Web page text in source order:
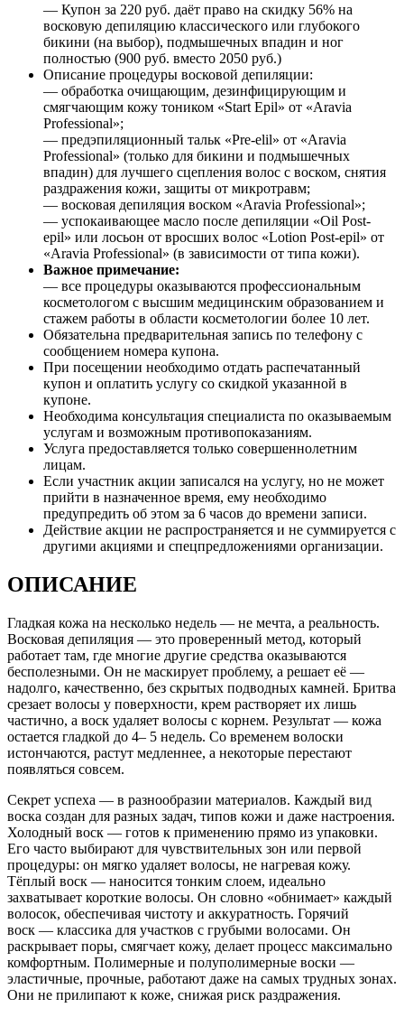
— Купон за 220 руб. даёт право на скидку 56% на
восковую депиляцию классического или глубокого
бикини (на выбор), подмышечных впадин и ног
полностью (900 руб. вместо 2050 руб.)
Описание процедуры восковой депиляции:
— обработка очищающим, дезинфицирующим и
смягчающим кожу тоником «Start Epil» от «Aravia
Professional»;
— предэпиляционный тальк «Pre-elil» от «Aravia
Professional» (только для бикини и подмышечных
впадин) для лучшего сцепления волос с воском, снятия
раздражения кожи, защиты от микротравм;
— восковая депиляция воском «Aravia Professional»;
— успокаивающее масло после депиляции «Oil Post-
epil» или лосьон от вросших волос «Lotion Post-epil» от
«Aravia Professional» (в зависимости от типа кожи).
Важное примечание:
— все процедуры оказываются профессиональным
косметологом с высшим медицинским образованием и
стажем работы в области косметологии более 10 лет.
Обязательна предварительная запись по телефону с
сообщением номера купона.
При посещении необходимо отдать распечатанный
купон и оплатить услугу со скидкой указанной в
купоне.
Необходима консультация специалиста по оказываемым
услугам и возможным противопоказаниям.
Услуга предоставляется только совершеннолетним
лицам.
Если участник акции записался на услугу, но не может
прийти в назначенное время, ему необходимо
предупредить об этом за 6 часов до времени записи.
Действие акции не распространяется и не суммируется с
другими акциями и спецпредложениями организации.
ОПИСАНИЕ
Гладкая кожа на несколько недель — не мечта, а реальность.
Восковая депиляция — это проверенный метод, который
работает там, где многие другие средства оказываются
бесполезными. Он не маскирует проблему, а решает её —
надолго, качественно, без скрытых подводных камней. Бритва
срезает волосы у поверхности, крем растворяет их лишь
частично, а воск удаляет волосы с корнем. Результат — кожа
остается гладкой до 4– 5 недель. Со временем волоски
истончаются, растут медленнее, а некоторые перестают
появляться совсем.
Секрет успеха — в разнообразии материалов. Каждый вид
воска создан для разных задач, типов кожи и даже настроения.
Холодный воск — готов к применению прямо из упаковки.
Его часто выбирают для чувствительных зон или первой
процедуры: он мягко удаляет волосы, не нагревая кожу.
Тёплый воск — наносится тонким слоем, идеально
захватывает короткие волосы. Он словно «обнимает» каждый
волосок, обеспечивая чистоту и аккуратность. Горячий
воск — классика для участков с грубыми волосами. Он
раскрывает поры, смягчает кожу, делает процесс максимально
комфортным. Полимерные и полуполимерные воски —
эластичные, прочные, работают даже на самых трудных зонах.
Они не прилипают к коже, снижая риск раздражения.